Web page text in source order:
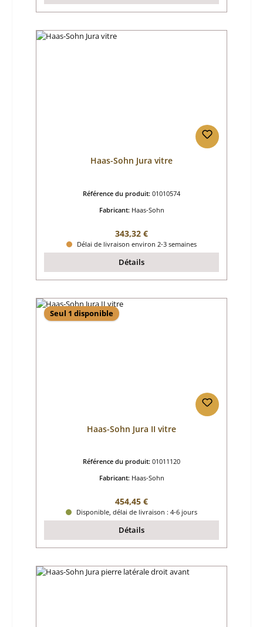
Haas-Sohn Jura vitre
Référence du produit: 01010574
Fabricant: Haas-Sohn
Prix régulier :
343,32 €
Délai de livraison environ 2-3 semaines
Détails
Seul 1 disponible
Haas-Sohn Jura II vitre
Référence du produit: 01011120
Fabricant: Haas-Sohn
Prix régulier :
454,45 €
Disponible, délai de livraison : 4-6 jours
Détails